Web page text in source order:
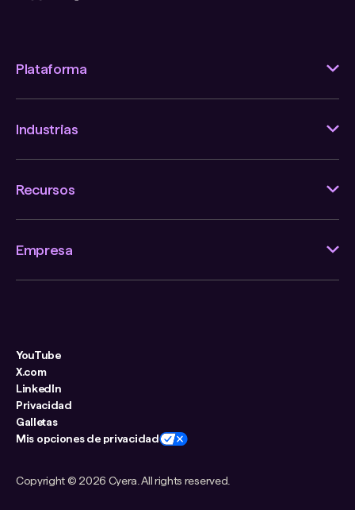
Plataforma
Industrias
Recursos
Empresa
Copyright © 2026 Cyera. All rights reserved.
YouTube
X.com
LinkedIn
Privacidad
Galletas
Mis opciones de privacidad